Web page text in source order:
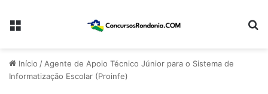
Menu
Início /Agente de Apoio Técnico Júnior para o Sistema de
Informatização Escolar (Proinfe)